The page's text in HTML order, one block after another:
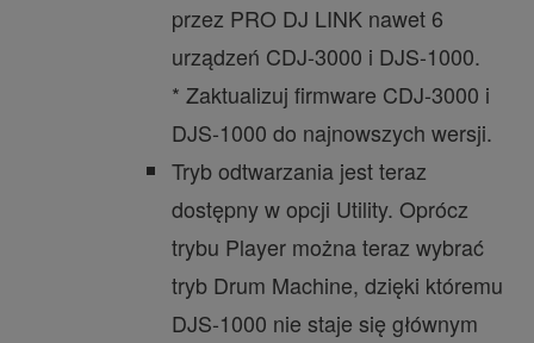
przez PRO DJ LINK nawet 6
urządzeń CDJ-3000 i DJS-1000.
* Zaktualizuj firmware CDJ-3000 i
DJS-1000 do najnowszych wersji.
Tryb odtwarzania jest teraz
dostępny w opcji Utility. Oprócz
trybu Player można teraz wybrać
tryb Drum Machine, dzięki któremu
DJS-1000 nie staje się głównym